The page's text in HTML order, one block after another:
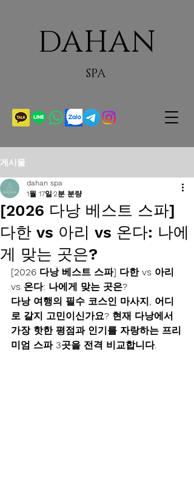
SPA
DAHAN
게시물
[2026 다낭 베스트 스파]
다한 vs 아리 vs 온다: 나에
게 맞는 곳은?
dahan spa
1월 17일 2분 분량
[2026 다낭 베스트 스파] 다한 vs 아리
vs 온다: 나에게 맞는 곳은?
다낭 여행의 필수 코스인 마사지, 어디
로 갈지 고민이신가요? 현재 다낭에서
가장 핫한 평점과 인기를 자랑하는 프리
미엄 스파 3곳을 전격 비교합니다.